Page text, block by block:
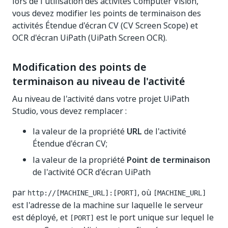
vous devez modifier les points de terminaison des
activités Étendue d'écran CV (CV Screen Scope) et
OCR d'écran UiPath (UiPath Screen OCR).
Modification des points de
terminaison au niveau de l'activité
Au niveau de l'activité dans votre projet UiPath
Studio, vous devez remplacer :
la valeur de la propriété URL de l'activité
Étendue d'écran CV;
la valeur de la propriété Point de terminaison
de l'activité OCR d'écran UiPath
par http://[MACHINE_URL]:[PORT] , où [MACHINE_URL]
est l'adresse de la machine sur laquelle le serveur
est déployé, et [PORT] est le port unique sur lequel le